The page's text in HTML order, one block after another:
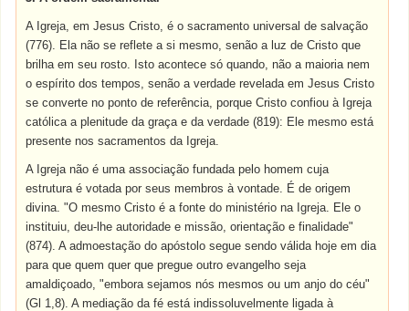
A Igreja, em Jesus Cristo, é o sacramento universal de salvação
(776). Ela não se reflete a si mesmo, senão a luz de Cristo que
brilha em seu rosto. Isto acontece só quando, não a maioria nem
o espírito dos tempos, senão a verdade revelada em Jesus Cristo
se converte no ponto de referência, porque Cristo confiou à Igreja
católica a plenitude da graça e da verdade (819): Ele mesmo está
presente nos sacramentos da Igreja.
A Igreja não é uma associação fundada pelo homem cuja
estrutura é votada por seus membros à vontade. É de origem
divina. "O mesmo Cristo é a fonte do ministério na Igreja. Ele o
instituiu, deu-lhe autoridade e missão, orientação e finalidade"
(874). A admoestação do apóstolo segue sendo válida hoje em dia
para que quem quer que pregue outro evangelho seja
amaldiçoado, "embora sejamos nós mesmos ou um anjo do céu"
(Gl 1,8). A mediação da fé está indissoluvelmente ligada à